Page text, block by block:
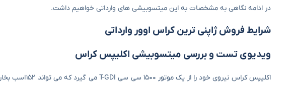
در ادامه نگاهی به مشخصات به این میتسوبیشی های وارداتی خواهیم داشت.
شرایط فروش ژاپنی ترین کراس اوور وارداتی
ویدیوی تست و بررسی میتسوبیشی اکلیپس کراس